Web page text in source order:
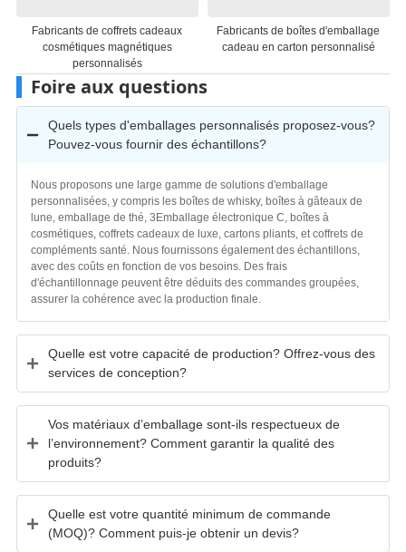
de coffrets cadeaux
magnétiques
personnalisés
Fabricants de boîtes d'emballage
cadeau en carton personnalisé
Fabricants
cadeaux
Foire aux questions
Quels types d'emballages personnalisés proposez-vous?
Pouvez-vous fournir des échantillons?
Nous proposons une large gamme de solutions d'emballage
personnalisées, y compris les boîtes de whisky, boîtes à gâteaux de
lune, emballage de thé, 3Emballage électronique C, boîtes à
cosmétiques, coffrets cadeaux de luxe, cartons pliants, et coffrets de
compléments santé. Nous fournissons également des échantillons,
avec des coûts en fonction de vos besoins. Des frais
d'échantillonnage peuvent être déduits des commandes groupées,
assurer la cohérence avec la production finale.
Quelle est votre capacité de production? Offrez-vous des
services de conception?
Vos matériaux d’emballage sont-ils respectueux de
l’environnement? Comment garantir la qualité des
produits?
Quelle est votre quantité minimum de commande
(MOQ)? Comment puis-je obtenir un devis?